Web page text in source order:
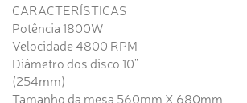
CARACTERÍSTICAS
Potência 1800W
Velocidade 4800 RPM
Diâmetro dos disco 10"
(254mm)
Tamanho da mesa 560mm X 680mm